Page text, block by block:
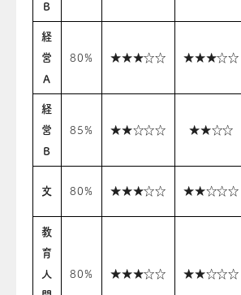
B
経
営
A
80% ★★★☆☆ ★★★☆☆
経
営
B
85% ★★☆☆☆ ★★☆☆
文 80% ★★★☆☆ ★★☆☆☆
教
育
人
80% ★★★☆☆ ★★☆☆☆